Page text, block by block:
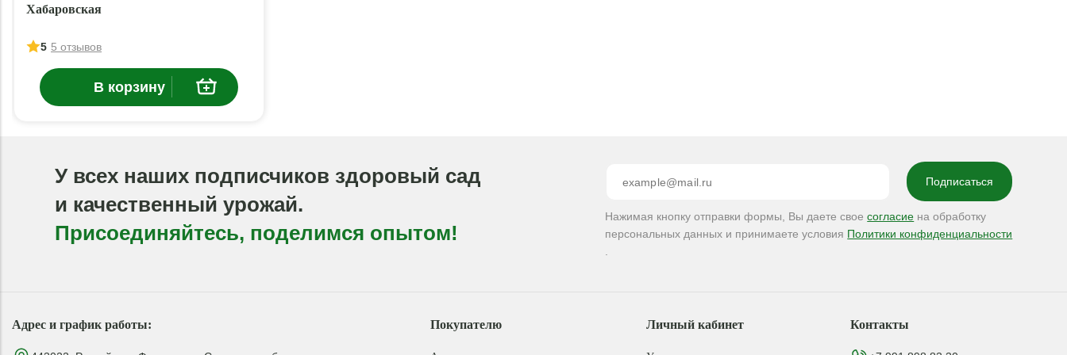
Хабаровская
5 5 отзывов
В корзину
У всех наших подписчиков здоровый сад
и качественный урожай.
Присоединяйтесь, поделимся опытом!
Нажимая кнопку отправки формы, Вы даете своесогласие на обработку
персональных данных и принимаете условия Политики конфиденциальности
Адрес и график работы: Покупателю Личный кабинет Контакты